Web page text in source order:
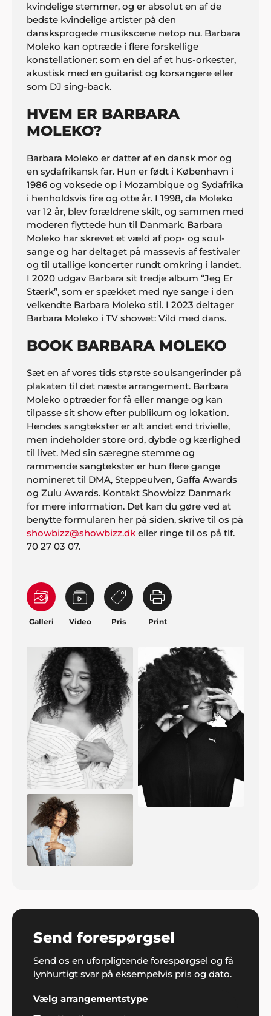
kvindelige stemmer, og er absolut en af de
bedste kvindelige artister på den
dansksprogede musikscene netop nu. Barbara
Moleko kan optræde i flere forskellige
konstellationer: som en del af et hus-orkester,
akustisk med en guitarist og korsangere eller
som DJ sing-back.
HVEM ER BARBARA
MOLEKO?
Barbara Moleko er datter af en dansk mor og
en sydafrikansk far. Hun er født i København i
1986 og voksede op i Mozambique og Sydafrika
i henholdsvis fire og otte år. I 1998, da Moleko
var 12 år, blev forældrene skilt, og sammen med
moderen flyttede hun til Danmark. Barbara
Moleko har skrevet et væld af pop- og soul-
sange og har deltaget på massevis af festivaler
og til utallige koncerter rundt omkring i landet.
I 2020 udgav Barbara sit tredje album “Jeg Er
Stærk”, som er spækket med nye sange i den
velkendte Barbara Moleko stil. I 2023 deltager
Barbara Moleko i TV showet: Vild med dans.
BOOK BARBARA MOLEKO
Sæt en af vores tids største soulsangerinder på
plakaten til det næste arrangement. Barbara
Moleko optræder for få eller mange og kan
tilpasse sit show efter publikum og lokation.
Hendes sangtekster er alt andet end trivielle,
men indeholder store ord, dybde og kærlighed
til livet. Med sin særegne stemme og
rammende sangtekster er hun flere gange
nomineret til DMA, Steppeulven, Gaffa Awards
og Zulu Awards. Kontakt Showbizz Danmark
for mere information. Det kan du gøre ved at
benytte formularen her på siden, skrive til os på
showbizz@showbizz.dk eller ringe til os på tlf.
70 27 03 07.
Galleri Video Pris Print
Send forespørgsel
Send os en uforpligtende forespørgsel og få
lynhurtigt svar på eksempelvis pris og dato.
Vælg arrangementstype